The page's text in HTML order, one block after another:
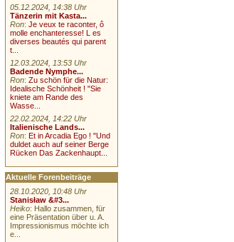
05.12.2024, 14:38 Uhr
Tänzerin mit Kasta...
Ron:Je veux te raconter, ô
molle enchanteresse! L es
diverses beautés qui parent
t...
12.03.2024, 13:53 Uhr
Badende Nymphe...
Ron:Zu schön für die Natur:
Idealische Schönheit ! "Sie
kniete am Rande des
Wasse...
22.02.2024, 14:22 Uhr
Italienische Lands...
Ron:Et in Arcadia Ego ! "Und
duldet auch auf seiner Berge
Rücken Das Zackenhaupt...
Aktuelle Forenbeiträge
28.10.2020, 10:48 Uhr
Stanisław &#3...
Heiko: Hallo zusammen, für
eine Präsentation über u. A.
Impressionismus möchte ich
e...